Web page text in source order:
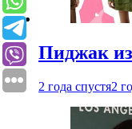
Пиджак
2 года спустя2